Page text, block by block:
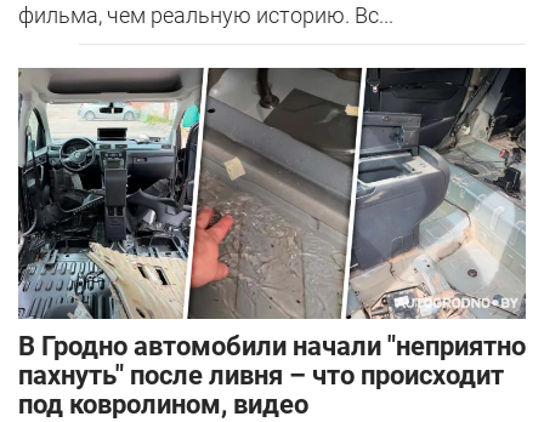
фильма, чем реальную историю. Вс...
В Гродно автомобили начали "неприятно
пахнуть" после ливня – что происходит
под ковролином, видео